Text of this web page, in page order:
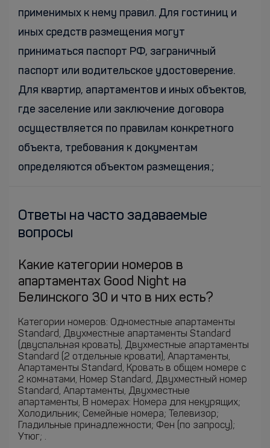
применимых к нему правил. Для гостиниц и
иных средств размещения могут
приниматься паспорт РФ, заграничный
паспорт или водительское удостоверение.
Для квартир, апартаментов и иных объектов,
где заселение или заключение договора
осуществляется по правилам конкретного
объекта, требования к документам
определяются объектом размещения.;
Ответы на часто задаваемые
вопросы
Какие категории номеров в
апартаментах Good Night на
Белинского 30 и что в них есть?
Категории номеров: Одноместные апартаменты
Standard, Двухместные апартаменты Standard
(двуспальная кровать), Двухместные апартаменты
Standard (2 отдельные кровати), Апартаменты,
Апартаменты Standard, Кровать в общем номере с
2 комнатами, Номер Standard, Двухместный номер
Standard, Апартаменты, Двухместные
апартаменты, В номерах: Номера для некурящих;
Холодильник; Семейные номера; Телевизор;
Гладильные принадлежности; Фен (по запросу);
Утюг; .